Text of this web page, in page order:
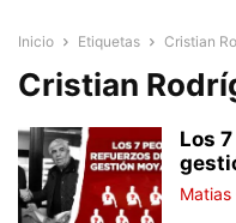
Inicio Etiquetas Cristian
Cristian
Los
Matias